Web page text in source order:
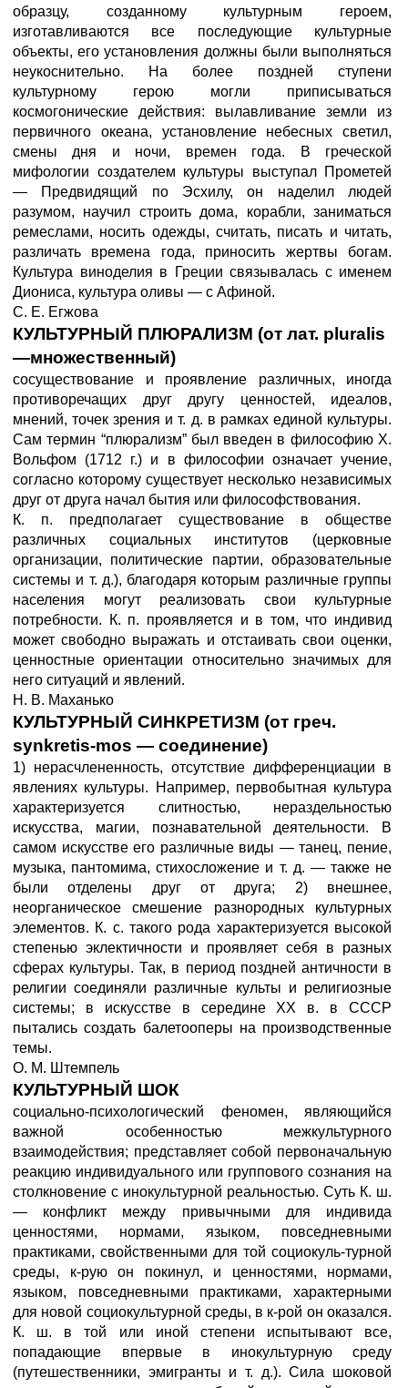
образцу, созданному культурным героем,
изготавливаются все последующие культурные
объекты, его установления должны были выполняться
неукоснительно. На более поздней ступени
культурному герою могли приписываться
космогонические действия: вылавливание земли из
первичного океана, установление небесных светил,
смены дня и ночи, времен года. В греческой
мифологии создателем культуры выступал Прометей
— Предвидящий по Эсхилу, он наделил людей
разумом, научил строить дома, корабли, заниматься
ремеслами, носить одежды, считать, писать и читать,
различать времена года, приносить жертвы богам.
Культура виноделия в Греции связывалась с именем
Диониса, культура оливы — с Афиной.
С. Е. Егжова
КУЛЬТУРНЫЙ ПЛЮРАЛИЗМ (от лат. pluralis
—множественный)
сосуществование и проявление различных, иногда
противоречащих друг другу ценностей, идеалов,
мнений, точек зрения и т. д. в рамках единой культуры.
Сам термин “плюрализм” был введен в философию X.
Вольфом (1712 г.) и в философии означает учение,
согласно которому существует несколько независимых
друг от друга начал бытия или философствования.
К. п. предполагает существование в обществе
различных социальных институтов (церковные
организации, политические партии, образовательные
системы и т. д.), благодаря которым различные группы
населения могут реализовать свои культурные
потребности. К. п. проявляется и в том, что индивид
может свободно выражать и отстаивать свои оценки,
ценностные ориентации относительно значимых для
него ситуаций и явлений.
Н. В. Маханько
КУЛЬТУРНЫЙ СИНКРЕТИЗМ (от греч.
synkretis-mos — соединение)
1) нерасчлененность, отсутствие дифференциации в
явлениях культуры. Например, первобытная культура
характеризуется слитностью, нераздельностью
искусства, магии, познавательной деятельности. В
самом искусстве его различные виды — танец, пение,
музыка, пантомима, стихосложение и т. д. — также не
были отделены друг от друга; 2) внешнее,
неорганическое смешение разнородных культурных
элементов. К. с. такого рода характеризуется высокой
степенью эклектичности и проявляет себя в разных
сферах культуры. Так, в период поздней античности в
религии соединяли различные культы и религиозные
системы; в искусстве в середине XX в. в СССР
пытались создать балетооперы на производственные
темы.
О. М. Штемпель
КУЛЬТУРНЫЙ ШОК
социально-психологический феномен, являющийся
важной особенностью межкультурного
взаимодействия; представляет собой первоначальную
реакцию индивидуального или группового сознания на
столкновение с инокультурной реальностью. Суть К. ш.
— конфликт между привычными для индивида
ценностями, нормами, языком, повседневными
практиками, свойственными для той социокуль-турной
среды, к-рую он покинул, и ценностями, нормами,
языком, повседневными практиками, характерными
для новой социокультурной среды, в к-рой он оказался.
К. ш. в той или иной степени испытывают все,
попадающие впервые в инокультурную среду
(путешественники, эмигранты и т. д.). Сила шоковой